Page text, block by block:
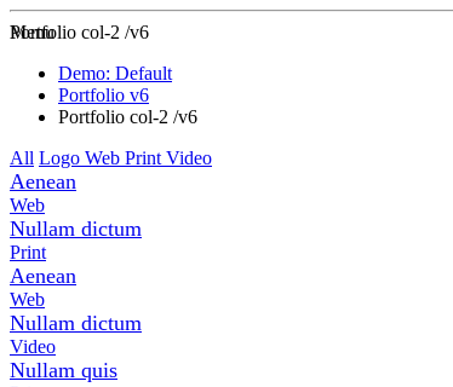
Zur Startseite
Menu
Portfolio col-2 /v6
Demo: Default
Portfolio v6
Portfolio col-2 /v6
All Logo Web Print Video
Aenean
Web
Nullam dictum
Print
Aenean
Web
Nullam dictum
Video
Nullam quis